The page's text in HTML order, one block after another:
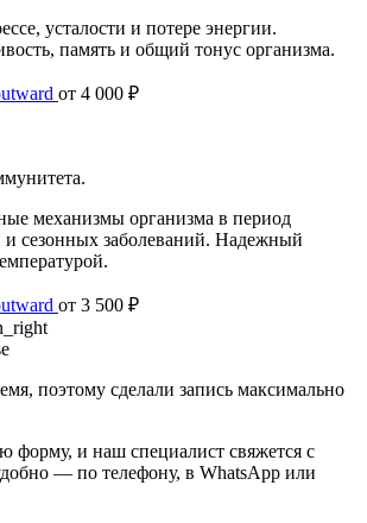
усталости и потере энергии.
память и общий тонус организма.
от 4 000 ₽
механизмы организма в период
и сезонных заболеваний. Надежный
от 3 500 ₽
поэтому сделали запись максимально
форму, и наш специалист свяжется с
— по телефону, в WhatsApp или